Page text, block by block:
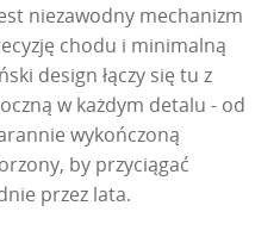
niezawodny mechanizm
chodu i minimalną
design łączy się tu z
w każdym detalu - od
wykończoną
by przyciągać
przez lata.